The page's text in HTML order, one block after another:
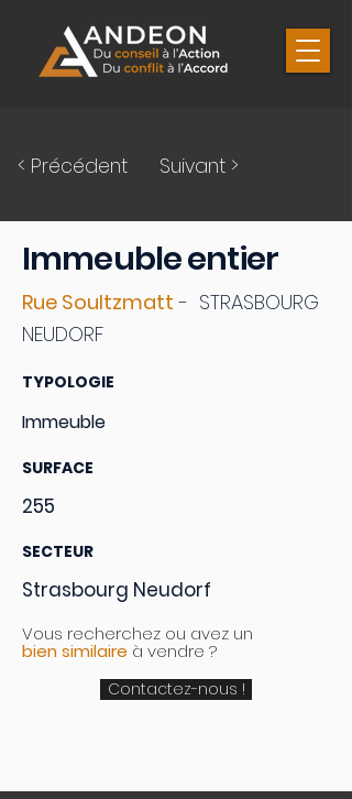
< Précédent Suivant >
Immeuble entier
Rue Soultzmatt - STRASBOURG
NEUDORF
TYPOLOGIE
Immeuble
SURFACE
255
SECTEUR
Strasbourg Neudorf
Vous recherchez ou avez un
bien similaire à vendre ?
Contactez-nous !